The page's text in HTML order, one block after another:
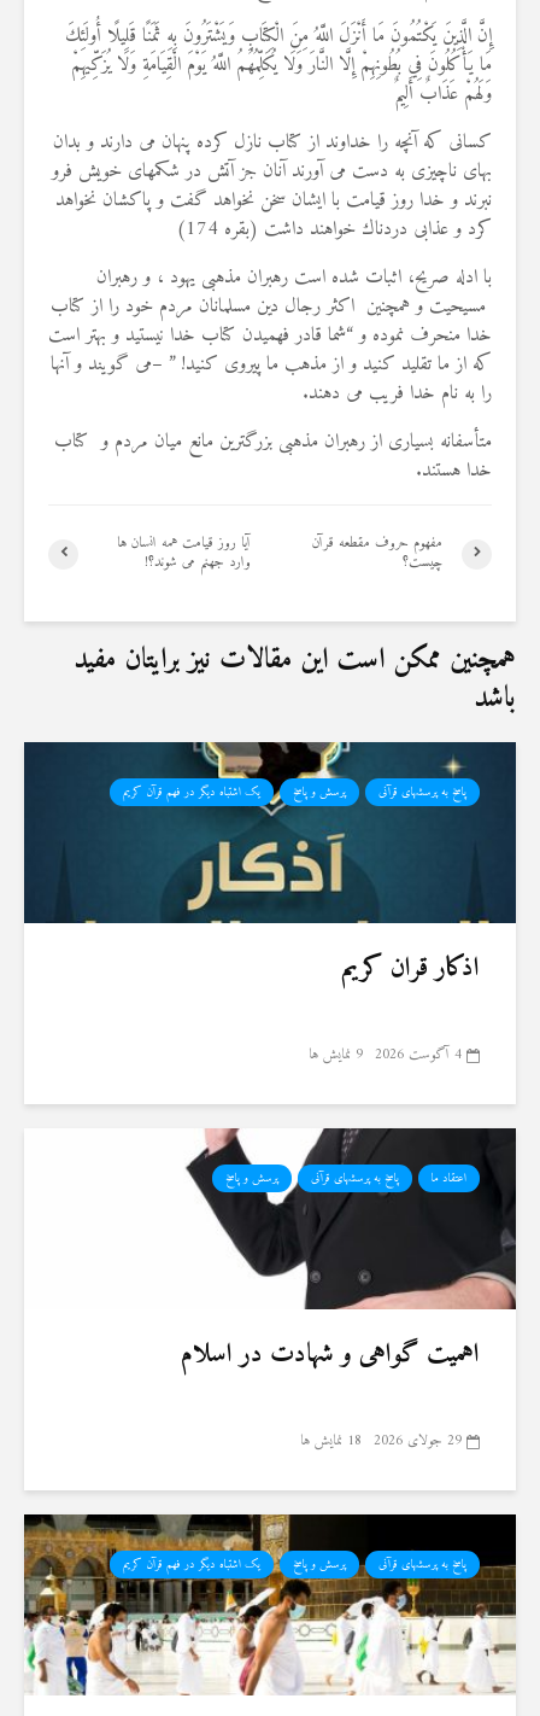
إِنَّ الَّذِينَ يَكْتُمُونَ مَا أَنْزَلَ اللَّهُ مِنَ الْكِتَابِ وَيَشْتَرُونَ بِهِ ثَمَنًا قَلِيلًا أُولَئِكَ
مَا يَأْكُلُونَ فِي بُطُونِهِمْ إِلَّا النَّارَ وَلَا يُكَلِّمُهُمُ اللَّهُ يَوْمَ الْقِيَامَةِ وَلَا يُزَكِّيهِمْ
وَلَهُمْ عَذَابٌ أَلِيمٌ
كسانى كه آنچه را خداوند از كتاب نازل كرده پنهان مى دارند و بدان
بهاى ناچيزى به دست مى ‏آورند آنان جز آتش در شكمهاى خويش فرو
نبرند و خدا روز قيامت با ايشان سخن نخواهد گفت و پاكشان نخواهد
كرد و عذابى دردناك خواهند داشت (بقره 174)
با ادله صریح، اثبات شده است رهبران مذهبی یهود ، و رهبران
مسیحیت و همچنین اکثر رجال دین مسلمانان مردم خود را از کتاب
خدا منحرف نموده و “شما قادر فهمیدن کتاب خدا نیستید و بهتر است
که از ما تقلید کنید و از مذهب ما پیروی کنید! ” –می گویند و آنها
را به نام خدا فریب می دهند.
متأسفانه بسیاری از رهبران مذهبی بزرگترین مانع میان مردم و کتاب
خدا هستند.
آیا روز قیامت همه انسان ها
وارد جهنم می شوند؟!
مفهوم حروف مقطعه قرآن
چیست؟
همچنین ممکن است این مقالات نیز برایتان مفید
باشد
پاسخ به پرسشهای قرآنی پرسش و پاسخ یک اشتباه دیگر در فهم قرآن کریم
اذکار قران کریم
4 آگوست 2026 9 نمایش ها
اعتقاد ما پاسخ به پرسشهای قرآنی پرسش و پاسخ
اهمیت گواهی و شهادت در اسلام
29 جولای 2026 18 نمایش ها
پاسخ به پرسشهای قرآنی پرسش و پاسخ یک اشتباه دیگر در فهم قرآن کریم
36 نمایش ها